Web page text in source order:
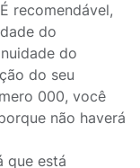
recomendável,
do
do
do seu
000, você
não haverá
que está